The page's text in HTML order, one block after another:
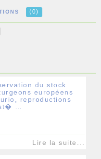
(0)
du stock
européens
reproductions
…
Lire la suite...